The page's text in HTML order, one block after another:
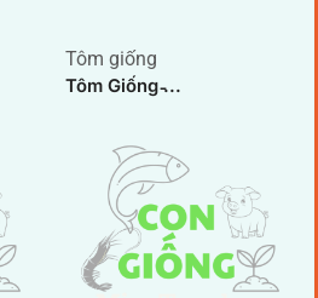
Tôm giống
Tôm Giống ̵...